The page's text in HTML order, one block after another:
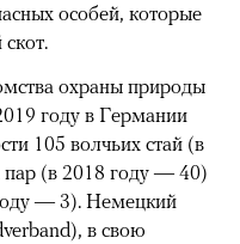
особей, которые
охраны природы
году в Германии
105 волчьих стай (в
(в 2018 году — 40)
— 3). Немецкий
в свою